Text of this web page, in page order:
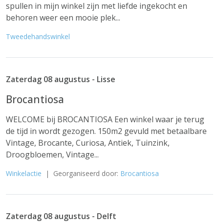
spullen in mijn winkel zijn met liefde ingekocht en
behoren weer een mooie plek...
Tweedehandswinkel
Zaterdag 08 augustus - Lisse
Brocantiosa
WELCOME bij BROCANTIOSA Een winkel waar je terug
de tijd in wordt gezogen. 150m2 gevuld met betaalbare
Vintage, Brocante, Curiosa, Antiek, Tuinzink,
Droogbloemen, Vintage...
Winkelactie | Georganiseerd door: Brocantiosa
Zaterdag 08 augustus - Delft